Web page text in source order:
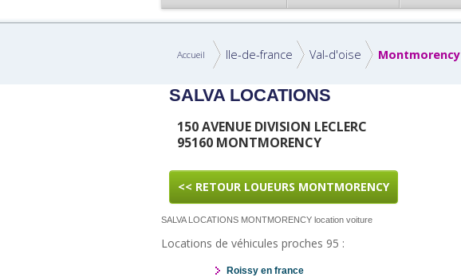
Accueil Ile-de-france Val-d'oise Montmorency
SALVA LOCATIONS
150 AVENUE DIVISION LECLERC
95160 MONTMORENCY
<< RETOUR LOUEURS MONTMORENCY
SALVA LOCATIONS MONTMORENCY location voiture
Locations de véhicules proches 95 :
Roissy en france